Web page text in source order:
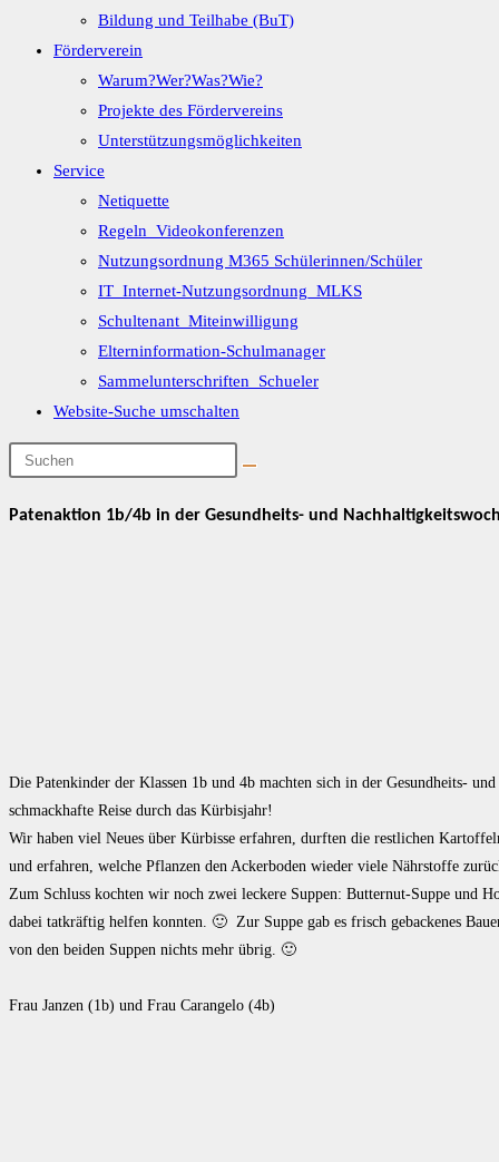
Bildung und Teilhabe (BuT)
Förderverein
Warum?Wer?Was?Wie?
Projekte des Fördervereins
Unterstützungsmöglichkeiten
Service
Netiquette
Regeln_Videokonferenzen
Nutzungsordnung M365 Schülerinnen/Schüler
IT_Internet-Nutzungsordnung_MLKS
Schultenant_Miteinwilligung
Elterninformation-Schulmanager
Sammelunterschriften_Schueler
Website-Suche umschalten
Patenaktion 1b/4b in der Gesundheits- und
Die Patenkinder der Klassen 1b und 4b machten sich in der Gesundheits-
schmackhafte Reise durch das Kürbisjahr!
Wir haben viel Neues über Kürbisse erfahren, durften die restlichen
und erfahren, welche Pflanzen den Ackerboden wieder viele Nährstoffe
Zum Schluss kochten wir noch zwei leckere Suppen: Butternut-Suppe und
dabei tatkräftig helfen konnten. 🙂 Zur Suppe gab es frisch gebackenes
von den beiden Suppen nichts mehr übrig. 🙂
Frau Janzen (1b) und Frau Carangelo (4b)